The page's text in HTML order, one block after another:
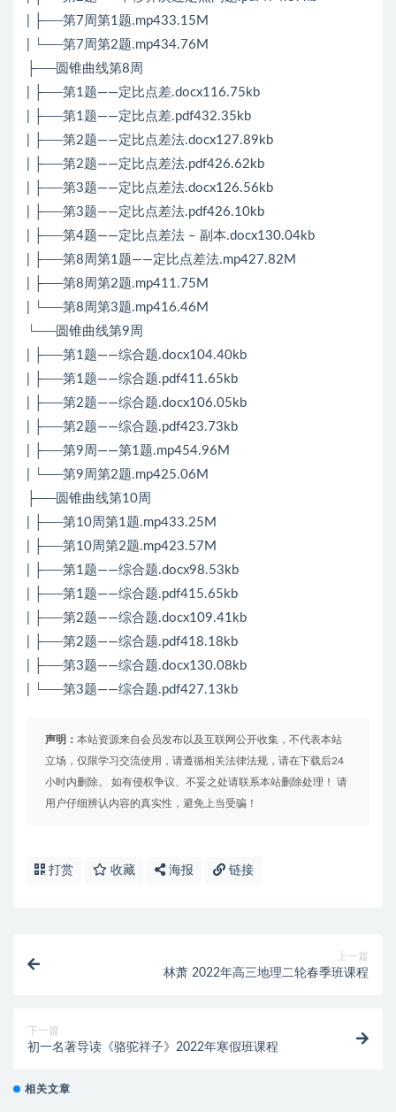
| ├──第7周第1题.mp433.15M
| └──第7周第2题.mp434.76M
├──圆锥曲线第8周
| ├──第1题——定比点差.docx116.75kb
| ├──第1题——定比点差.pdf432.35kb
| ├──第2题——定比点差法.docx127.89kb
| ├──第2题——定比点差法.pdf426.62kb
| ├──第3题——定比点差法.docx126.56kb
| ├──第3题——定比点差法.pdf426.10kb
| ├──第4题——定比点差法 – 副本.docx130.04kb
| ├──第8周第1题——定比点差法.mp427.82M
| ├──第8周第2题.mp411.75M
| └──第8周第3题.mp416.46M
└──圆锥曲线第9周
| ├──第1题——综合题.docx104.40kb
| ├──第1题——综合题.pdf411.65kb
| ├──第2题——综合题.docx106.05kb
| ├──第2题——综合题.pdf423.73kb
| ├──第9周——第1题.mp454.96M
| └──第9周第2题.mp425.06M
├──圆锥曲线第10周
| ├──第10周第1题.mp433.25M
| ├──第10周第2题.mp423.57M
| ├──第1题——综合题.docx98.53kb
| ├──第1题——综合题.pdf415.65kb
| ├──第2题——综合题.docx109.41kb
| ├──第2题——综合题.pdf418.18kb
| ├──第3题——综合题.docx130.08kb
| └──第3题——综合题.pdf427.13kb
声明： 本站资源来自会员发布以及互联网公开收集，不代表本站
立场，仅限学习交流使用，请遵循相关法律法规，请在下载后24
小时内删除。 如有侵权争议、不妥之处请联系本站删除处理！ 请
用户仔细辨认内容的真实性，避免上当受骗！
打赏 收藏 海报 链接
上一篇
林萧 2022年高三地理二轮春季班课程
下一篇
初一名著导读《骆驼祥子》2022年寒假班课程
相关文章